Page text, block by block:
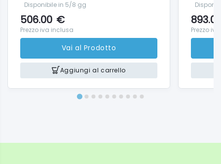
Disponibile in 5/8 gg
506.00 €
Prezzo iva inclusa
Vai al Prodotto
Aggiungi al carrello
Prezzo